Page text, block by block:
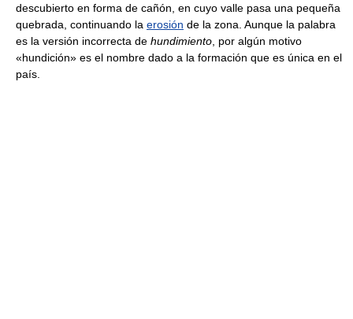
descubierto en forma de cañón, en cuyo valle pasa una pequeña
quebrada, continuando la erosión de la zona. Aunque la palabra
es la versión incorrecta de hundimiento , por algún motivo
«hundición» es el nombre dado a la formación que es única en el
país.